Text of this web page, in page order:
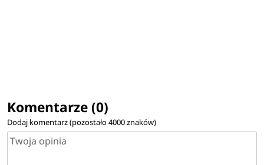
Komentarze (0)
Dodaj komentarz (pozostało4000znaków)